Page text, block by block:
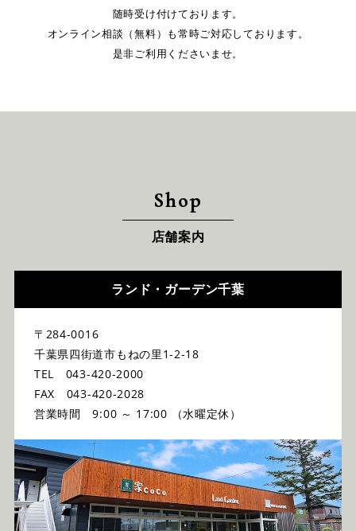
随時受け付けております。
オンライン相談（無料）も常時ご対応しております。
是非ご利用くださいませ。
Shop
店舗案内
ランド・ガーデン千葉
〒284-0016
千葉県四街道市もねの里1-2-18
TEL 043-420-2000
FAX 043-420-2028
営業時間 9:00 ～ 17:00 （水曜定休）